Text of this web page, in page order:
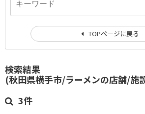
検索結果
(秋田県横手市/ラーメンの店舗/施
3件
TOPページに戻る